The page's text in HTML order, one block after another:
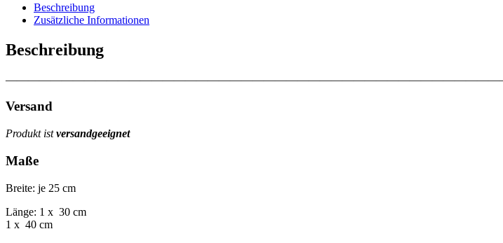
Beschreibung
Zusätzliche Informationen
Beschreibung
Versand
Produkt istversandgeeignet
Maße
Breite: je 25 cm
Länge: 1 x 30 cm
1 x 40 cm